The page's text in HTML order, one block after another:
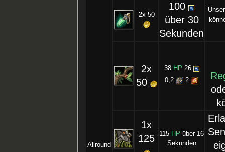
Allround
2x 50
100
über 30
Sekunden
2x
50
38 HP 26
0,2
2
1x
125
115 HP über 16
Sekunden